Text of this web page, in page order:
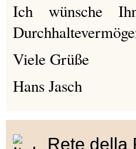
Ich wünsche
Viele Grüße
Hans Jasch
Rete della